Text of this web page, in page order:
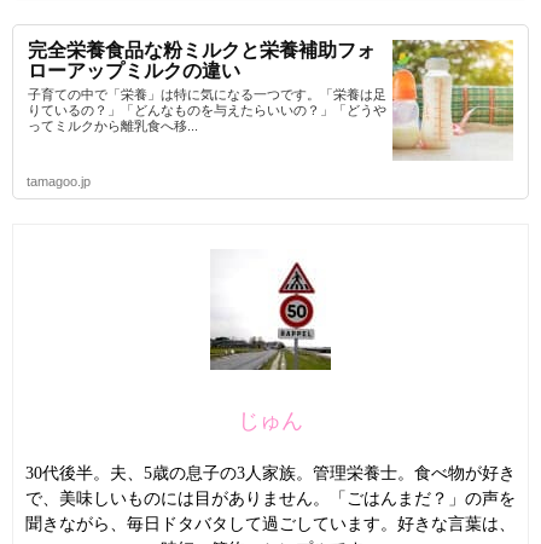
完全栄養食品な粉ミルクと栄養補助フォ
ローアップミルクの違い
子育ての中で「栄養」は特に気になる一つです。「栄養は足
りているの？」「どんなものを与えたらいいの？」「どうや
ってミルクから離乳食へ移...
tamagoo.jp
じゅん
30代後半。夫、5歳の息子の3人家族。管理栄養士。食べ物が好き
で、美味しいものには目がありません。「ごはんまだ？」の声を
聞きながら、毎日ドタバタして過ごしています。好きな言葉は、